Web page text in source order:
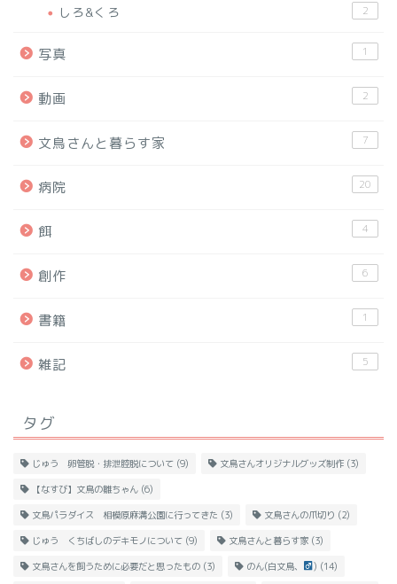
しろ&くろ 2
写真 1
動画 2
文鳥さんと暮らす家 7
病院 20
餌 4
創作 6
書籍 1
雑記 5
タグ
じゅう 卵管脱・排泄腔脱について (9) 文鳥さんオリジナルグッズ制作 (3)
【なすび】文鳥の雛ちゃん (6)
文鳥パラダイス 相模原麻溝公園に行ってきた (3) 文鳥さんの爪切り (2)
じゅう くちばしのデキモノについて (9) 文鳥さんと暮らす家 (3)
文鳥さんを飼うために必要だと思ったもの (3) のん(白文鳥、 ) (14)